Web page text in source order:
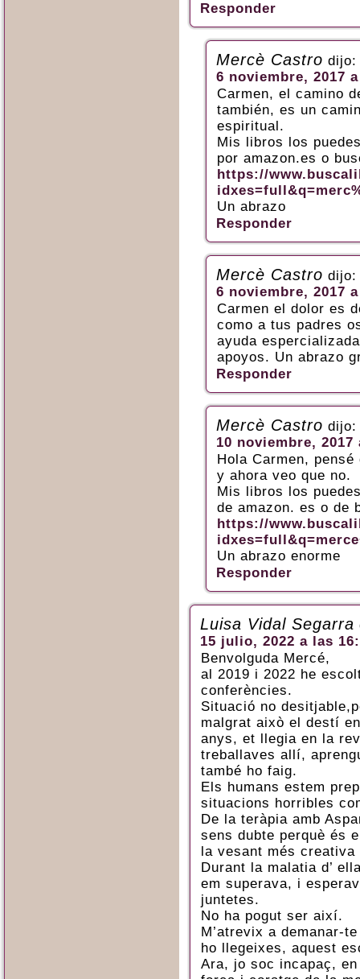
Responder
Mercè Castro dijo:
6 noviembre, 2017
Carmen, el camino
también, es un
espiritual.
Mis libros los
por amazon.es o
https://
Un abrazo
Responder
Mercè Castro dijo:
6 noviembre, 2017
Carmen el dolor es
como a tus padres
ayuda
apoyos. Un abrazo
Responder
Mercè Castro dijo:
10 noviembre, 2017
Hola Carmen,
y ahora veo que no.
Mis libros los
de amazon. es o de
https://
Un abrazo enorme
Responder
Luisa Vidal Segarra
15 julio, 2022 a las
Benvolguda Mercé,
al 2019 i 2022 he
conferències.
Situació no
malgrat això el destí
anys, et llegia en la
treballaves allí,
també ho faig.
Els humans estem
situacions horribles
De la teràpia amb
sens dubte perquè és
la vesant més creativa
Durant la malatia d’
em superava, i
juntetes.
No ha pogut ser així.
M’atrevix a demanar-
ho llegeixes, aquest
Ara, jo soc incapaç,